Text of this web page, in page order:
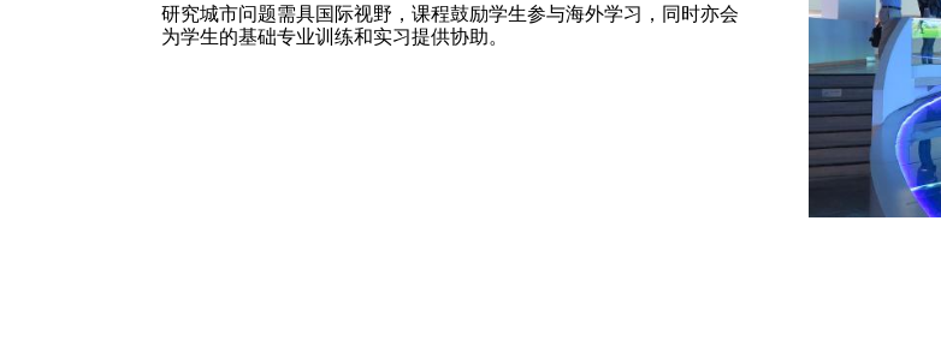
研究城市问题需具国际视野，课程鼓励学生参与海外学习，同时亦会
为学生的基础专业训练和实习提供协助。